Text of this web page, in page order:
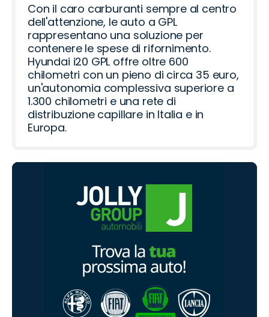
Con il caro carburanti sempre al centro
dell'attenzione, le auto a GPL
rappresentano una soluzione per
contenere le spese di rifornimento.
Hyundai i20 GPL offre oltre 600
chilometri con un pieno di circa 35 euro,
un'autonomia complessiva superiore a
1.300 chilometri e una rete di
distribuzione capillare in Italia e in
Europa.